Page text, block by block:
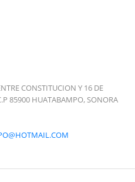
CONSTITUCION Y 16 DE
85900 HUATABAMPO, SONORA